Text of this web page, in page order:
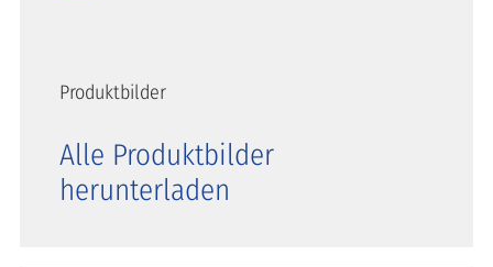
Produktbilder
Alle Produktbilder
herunterladen